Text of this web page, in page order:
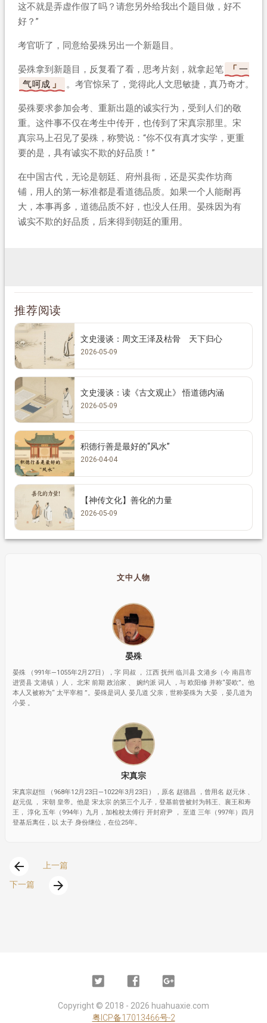
这不就是弄虚作假了吗？请您另外给我出个题目做，好不
好？”
考官听了，同意给晏殊另出一个新题目。
晏殊拿到新题目，反复看了看，思考片刻，就拿起笔
一
气呵成
。考官惊呆了，觉得此人文思敏捷，真乃奇才。
晏殊要求参加会考、重新出题的诚实行为，受到人们的敬
重。这件事不仅在考生中传开，也传到了宋真宗那里。宋
真宗马上召见了晏殊，称赞说：“你不仅有真才实学，更重
要的是，具有诚实不欺的好品质！”
在中国古代，无论是朝廷、府州县衙，还是买卖作坊商
铺，用人的第一标准都是看道德品质。如果一个人能耐再
大，本事再多，道德品质不好，也没人任用。晏殊因为有
诚实不欺的好品质，后来得到朝廷的重用。
推荐阅读
文史漫谈：周文王泽及枯骨 天下归心
2026-05-09
文史漫谈：读《古文观止》 悟道德内涵
2026-05-09
积德行善是最好的“风水”
2026-04-04
【神传文化】善化的力量
2026-05-09
文中人物
晏殊
晏殊 （991年—1055年2月27日），字 同叔 ， 江西 抚州 临川县 文港乡（今 南昌市
进贤县 文港镇 ）人， 北宋 前期 政治家 、 婉约派 词人 ，与 欧阳修 并称“晏欧”。他
本人又被称为“ 太平宰相 ”。晏殊是词人 晏几道 父亲，世称晏殊为 大晏 ，晏几道为
小晏 。
宋真宗
宋真宗赵恒 （968年12月23日—1022年3月23日），原名 赵德昌 ，曾用名 赵元休 、
赵元侃 ， 宋朝 皇帝。他是 宋太宗 的第三个儿子，登基前曾被封为韩王、襄王和寿
王， 淳化 五年（994年）九月，加检校太傅行 开封府尹 ， 至道 三年（997年）四月
登基后离任，以 太子 身份继位，在位25年。
arrow_back
上一篇
下一篇
arrow_forward
Twitter FacebookGoogle
Copyright © 2018 - 2026 huahuaxie.com
粤ICP备17013466号-2